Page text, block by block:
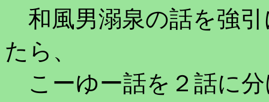
和風男溺泉の話を強
たら、
こーゆー話を２話に